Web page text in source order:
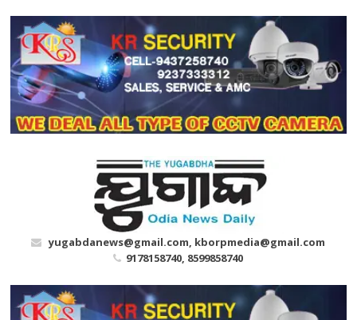
content
yugabdanews@gmail.com, kborpmedia@gmail.com
9178158740, 8599858740